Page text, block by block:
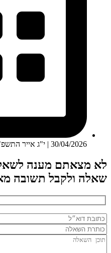
30/04/2026 | י"ג אייר התשפ"ו
לא מצאתם מענה
שאלה ולקבל תשובה